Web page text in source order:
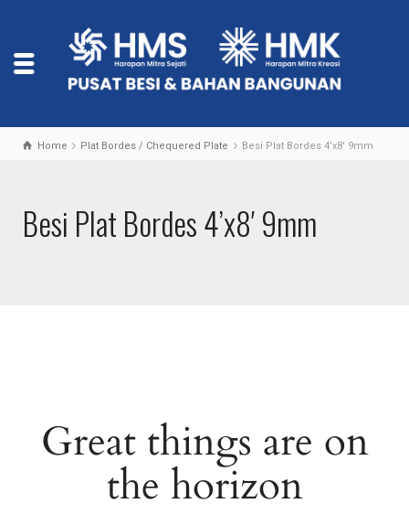
Home Plat Bordes / Chequered Plate Besi Plat Bordes 4’x8′ 9mm
Besi Plat Bordes 4’x8′ 9mm
Great things are on
the horizon